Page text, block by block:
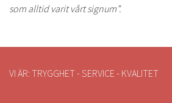
som alltid varit vårt signum”.
VI ÄR: TRYGGHET - SERVICE - KVALITET